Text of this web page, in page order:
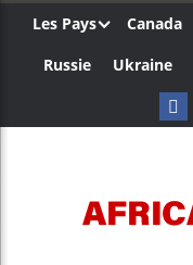
Les Pays Canada
Russie
Ukraine